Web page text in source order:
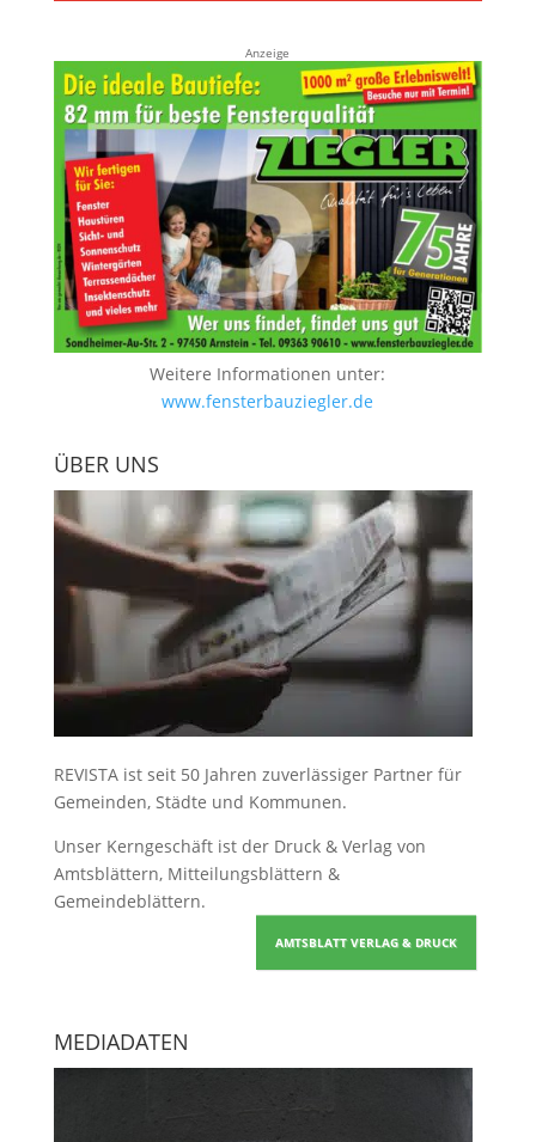
Anzeige
Weitere Informationen unter:
www.fensterbauziegler.de
ÜBER UNS
REVISTA ist seit 50 Jahren zuverlässiger Partner für
Gemeinden, Städte und Kommunen.
Unser Kerngeschäft ist der Druck & Verlag von
Amtsblättern, Mitteilungsblättern &
Gemeindeblättern.
AMTSBLATT VERLAG & DRUCK
MEDIADATEN